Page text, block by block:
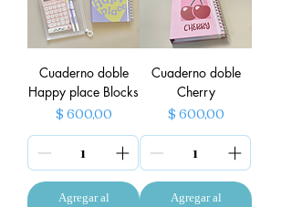
Cuaderno doble
Happy place Blocks
Precio
$ 600,00
Agregar al
Cuaderno doble
Cherry
Precio
$ 600,00
Agregar al